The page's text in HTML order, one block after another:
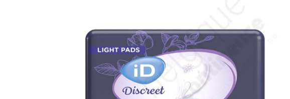
VROUWEN
HEREN